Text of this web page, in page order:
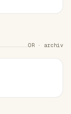
OR · archiv